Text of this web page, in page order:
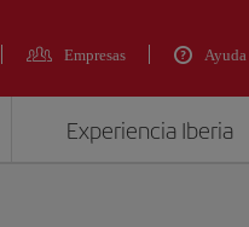
Empresas Ayuda
Experiencia Iberia